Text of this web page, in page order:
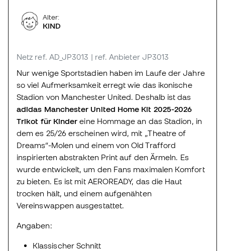
Alter:
KIND
Netz ref. AD_JP3013 | ref. Anbieter JP3013
Nur wenige Sportstadien haben im Laufe der Jahre
so viel Aufmerksamkeit erregt wie das ikonische
Stadion von Manchester United. Deshalb ist das
adidas Manchester United Home Kit 2025-2026
Trikot für Kinder eine Hommage an das Stadion, in
dem es 25/26 erscheinen wird, mit „Theatre of
Dreams“-Molen und einem von Old Trafford
inspirierten abstrakten Print auf den Ärmeln. Es
wurde entwickelt, um den Fans maximalen Komfort
zu bieten. Es ist mit AEROREADY, das die Haut
trocken hält, und einem aufgenähten
Vereinswappen ausgestattet.
Angaben:
Klassischer Schnitt